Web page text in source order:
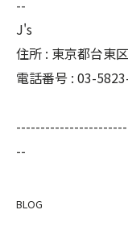
--
J's
住所 : 東京都台東
電話番号 : 03-
--
BLOG